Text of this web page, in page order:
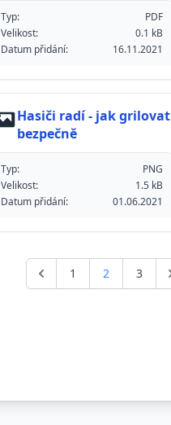
Typ:
PDF
Velikost:
0.1 kB
Datum přidání:
16.11.2021
Hasiči radí - jak grilovat
bezpečně
Typ:
PNG
Velikost:
1.5 kB
Datum přidání:
01.06.2021
1 2 3